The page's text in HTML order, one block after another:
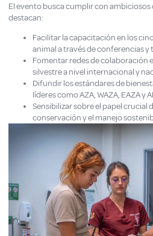
El evento busca cumplir con
destacan:
Facilitar la capacitación en los
animal a través de conferencias y
Fomentar redes de colaboración
silvestre a nivel internacional y
Difundir los estándares de
líderes como AZA, WAZA, EAZA y
Sensibilizar sobre el papel crucial
conservación y el manejo